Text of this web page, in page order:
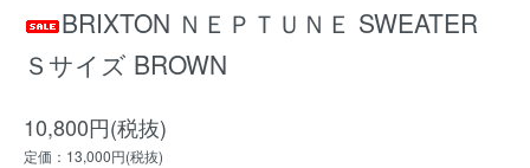
BRIXTON ＮＥＰＴＵＮＥ SWEATER
Ｓサイズ BROWN
10,800円(税抜)
定価：13,000円(税抜)